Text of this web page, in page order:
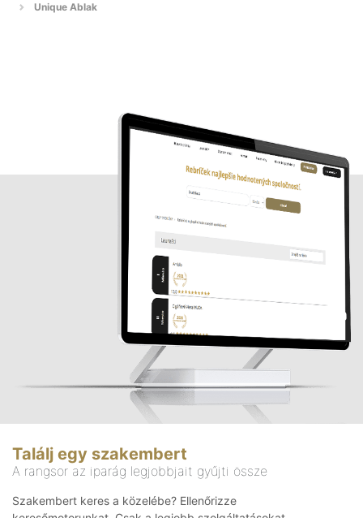
Unique Ablak
Találj egy szakembert
A rangsor az iparág legjobbjait gyűjti össze
Szakembert keres a közelébe? Ellenőrizze